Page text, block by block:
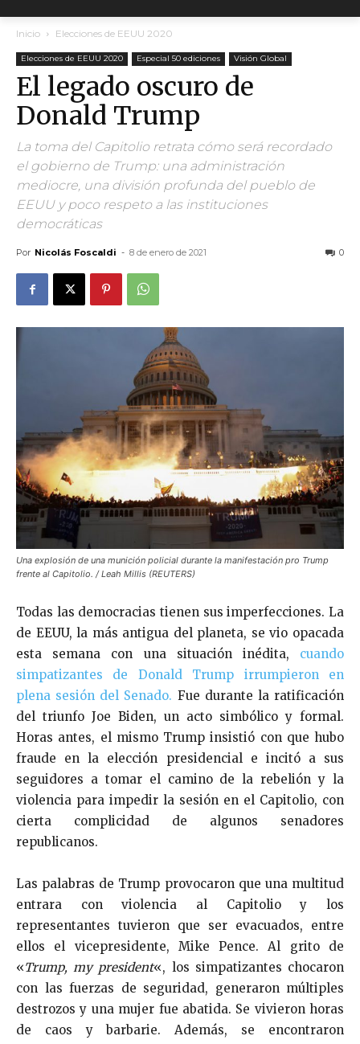
Inicio Elecciones de EEUU 2020
Elecciones de EEUU 2020 Especial 50 ediciones Visión Global
El legado oscuro de
Donald Trump
La toma del Capitolio retrata cómo será recordado
el gobierno de Trump: una administración
mediocre, una división profunda del pueblo de
EEUU y poco respeto a las instituciones
democráticas
Por Nicolás Foscaldi - 8 de enero de 2021 0
Una explosión de una munición policial durante la manifestación pro Trump
frente al Capitolio. / Leah Millis (REUTERS)
Todas las democracias tienen sus imperfecciones. La
de EEUU, la más antigua del planeta, se vio opacada
esta semana con una situación inédita, cuando
simpatizantes de Donald Trump irrumpieron en
plena sesión del Senado. Fue durante la ratificación
del triunfo Joe Biden, un acto simbólico y formal.
Horas antes, el mismo Trump insistió con que hubo
fraude en la elección presidencial e incitó a sus
seguidores a tomar el camino de la rebelión y la
violencia para impedir la sesión en el Capitolio, con
cierta complicidad de algunos senadores
republicanos.
Las palabras de Trump provocaron que una multitud
entrara con violencia al Capitolio y los
representantes tuvieron que ser evacuados, entre
ellos el vicepresidente, Mike Pence. Al grito de
«Trump, my president«, los simpatizantes chocaron
con las fuerzas de seguridad, generaron múltiples
destrozos y una mujer fue abatida. Se vivieron horas
de caos y barbarie. Además, se encontraron